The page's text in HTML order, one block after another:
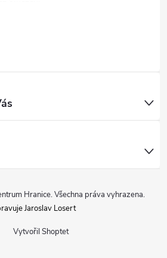
Vytvořil Shoptet
Hranice. Všechna práva vyhrazena.
Jaroslav Losert